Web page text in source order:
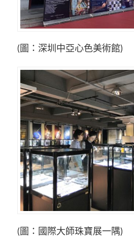
(圖：深圳中亞心色美術館)
(圖：國際大師珠寶展一隅)